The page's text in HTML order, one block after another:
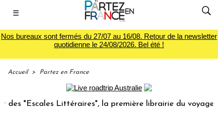
☰
Nos bureaux sont fermés du 27/07 au 16/08. Retour de la newsletter
quotidienne le 24/08/2026. Bel été !
Accueil > Partez en France
Littéraires", la première librairie du voyage Le